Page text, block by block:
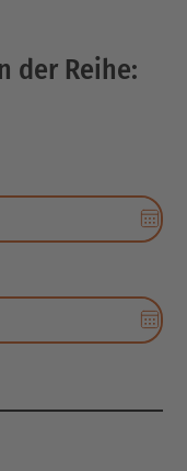
der Reihe: